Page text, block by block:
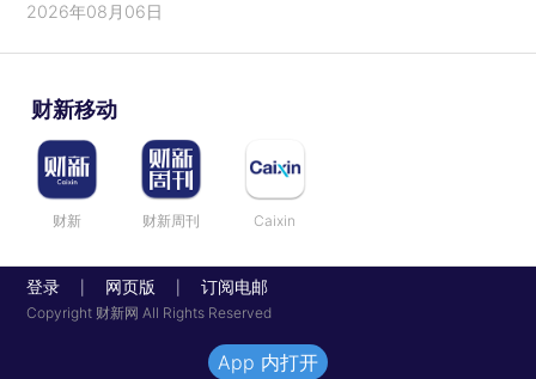
2026年08月06日
财新移动
财新 财新周刊 Caixin
登录 网页版 订阅电邮
Copyright 财新网 All Rights Reserved
App 内打开